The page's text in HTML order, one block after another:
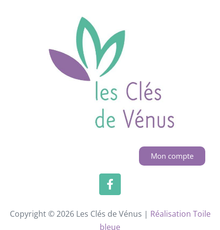
Mon compte
Copyright © 2026 Les Clés de Vénus | Réalisation Toile
bleue